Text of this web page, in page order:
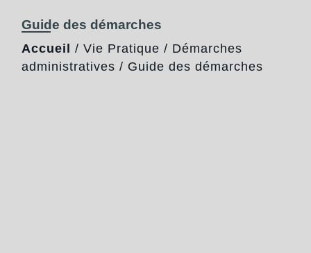
Guide des démarches
Accueil / Vie Pratique / Démarches
administratives / Guide des démarches